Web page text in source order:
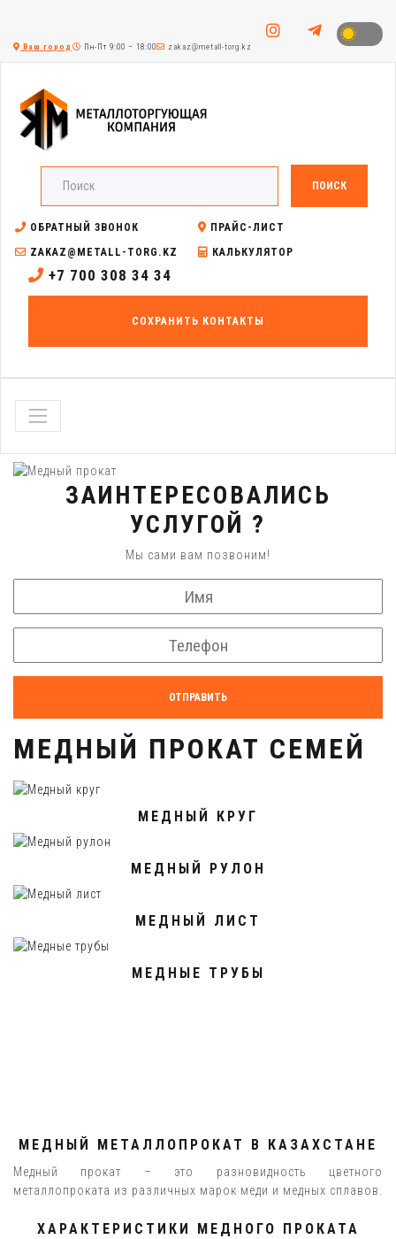
Ваш город Пн-Пт 9:00 – 18:00 zakaz@metall-torg.kz
ПОИСК
ОБРАТНЫЙ ЗВОНОК
ПРАЙС-ЛИСТ
ZAKAZ@METALL-TORG.KZ
КАЛЬКУЛЯТОР
+7 700 308 34 34
СОХРАНИТЬ КОНТАКТЫ
ЗАИНТЕРЕСОВАЛИСЬ
УСЛУГОЙ ?
Мы сами вам позвоним!
ОТПРАВИТЬ
МЕДНЫЙ ПРОКАТ СЕМЕЙ
МЕДНЫЙ КРУГ
МЕДНЫЙ РУЛОН
МЕДНЫЙ ЛИСТ
МЕДНЫЕ ТРУБЫ
МЕДНЫЙ МЕТАЛЛОПРОКАТ В КАЗАХСТАНЕ
Медный прокат – это разновидность цветного
металлопроката из различных марок меди и медных сплавов.
ХАРАКТЕРИСТИКИ МЕДНОГО ПРОКАТА